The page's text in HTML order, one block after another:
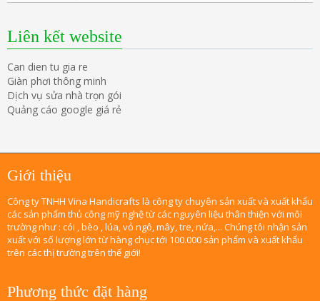
Liên kết website
Can dien tu gia re
Giàn phơi thông minh
Dịch vụ sửa nhà trọn gói
Quảng cáo google giá rẻ
Giới thiệu
Công ty TNHH Vina Handicrafts là công ty chuyên sản xuất và xuất khẩu
các sản phẩm thủ công mỹ nghệ từ các nguyên liệu thân thiện với môi
trường như : cói , bèo , lúa, vỏ ngô, mây, tre, nứa,... Chúng tôi nhận sản
xuất với số lượng lớn từ hàng chục tới 100.000 sản phẩm và xuất khẩu
trên các thị trường trên thế giới!
Phương thức đặt hàng